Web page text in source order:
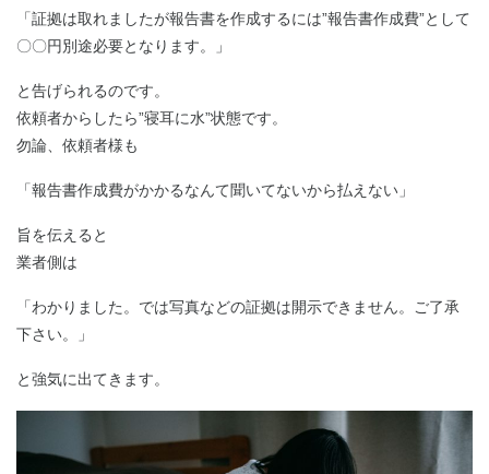
「証拠は取れましたが報告書を作成するには”報告書作成費”として
〇〇円別途必要となります。」
と告げられるのです。
依頼者からしたら”寝耳に水”状態です。
勿論、依頼者様も
「報告書作成費がかかるなんて聞いてないから払えない」
旨を伝えると
業者側は
「わかりました。では写真などの証拠は開示できません。ご了承
下さい。」
と強気に出てきます。